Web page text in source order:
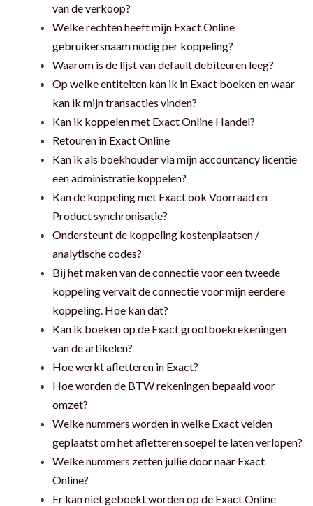
van de verkoop?
Welke rechten heeft mijn Exact Online
gebruikersnaam nodig per koppeling?
Waarom is de lijst van default debiteuren leeg?
Op welke entiteiten kan ik in Exact boeken en waar
kan ik mijn transacties vinden?
Kan ik koppelen met Exact Online Handel?
Retouren in Exact Online
Kan ik als boekhouder via mijn accountancy licentie
een administratie koppelen?
Kan de koppeling met Exact ook Voorraad en
Product synchronisatie?
Ondersteunt de koppeling kostenplaatsen /
analytische codes?
Bij het maken van de connectie voor een tweede
koppeling vervalt de connectie voor mijn eerdere
koppeling. Hoe kan dat?
Kan ik boeken op de Exact grootboekrekeningen
van de artikelen?
Hoe werkt afletteren in Exact?
Hoe worden de BTW rekeningen bepaald voor
omzet?
Welke nummers worden in welke Exact velden
geplaatst om het afletteren soepel te laten verlopen?
Welke nummers zetten jullie door naar Exact
Online?
Er kan niet geboekt worden op de Exact Online